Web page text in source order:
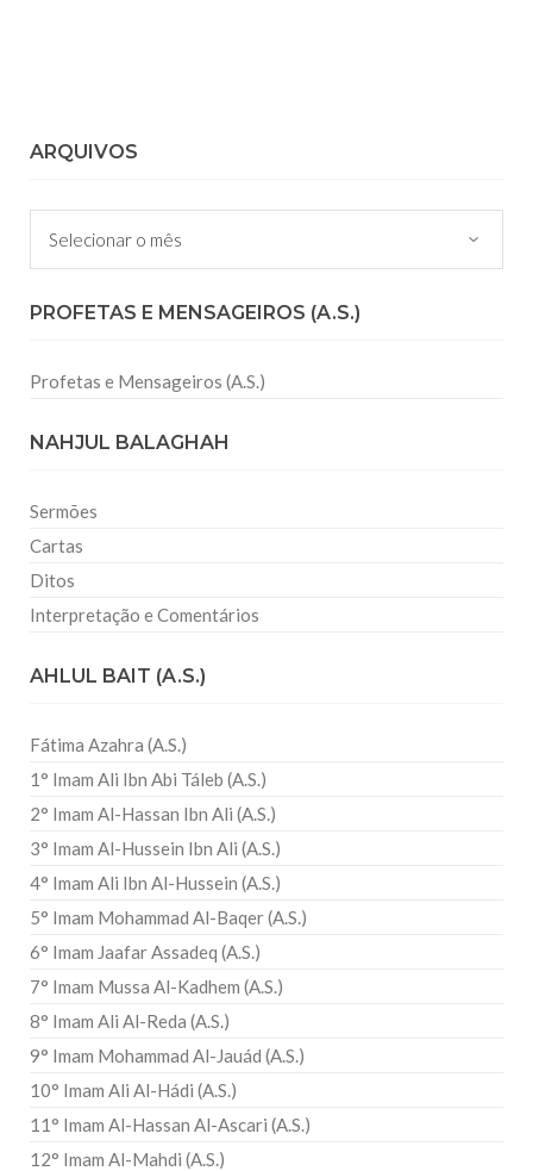
ARQUIVOS
Arquivos
PROFETAS E MENSAGEIROS (A.S.)
Profetas e Mensageiros (A.S.)
NAHJUL BALAGHAH
Sermões
Cartas
Ditos
Interpretação e Comentários
AHLUL BAIT (A.S.)
Fátima Azahra (A.S.)
1° Imam Ali Ibn Abi Táleb (A.S.)
2° Imam Al-Hassan Ibn Ali (A.S.)
3° Imam Al-Hussein Ibn Ali (A.S.)
4° Imam Ali Ibn Al-Hussein (A.S.)
5° Imam Mohammad Al-Baqer (A.S.)
6° Imam Jaafar Assadeq (A.S.)
7° Imam Mussa Al-Kadhem (A.S.)
8° Imam Ali Al-Reda (A.S.)
9° Imam Mohammad Al-Jauád (A.S.)
10° Imam Ali Al-Hádi (A.S.)
11° Imam Al-Hassan Al-Ascari (A.S.)
12° Imam Al-Mahdi (A.S.)